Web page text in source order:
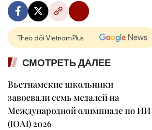
Theo dõi VietnamPlus
СМОТРЕТЬ ДАЛЕЕ
Вьетнамские школьники
завоевали семь медалей на
Международной олимпиаде по ИИ
(IOAI) 2026